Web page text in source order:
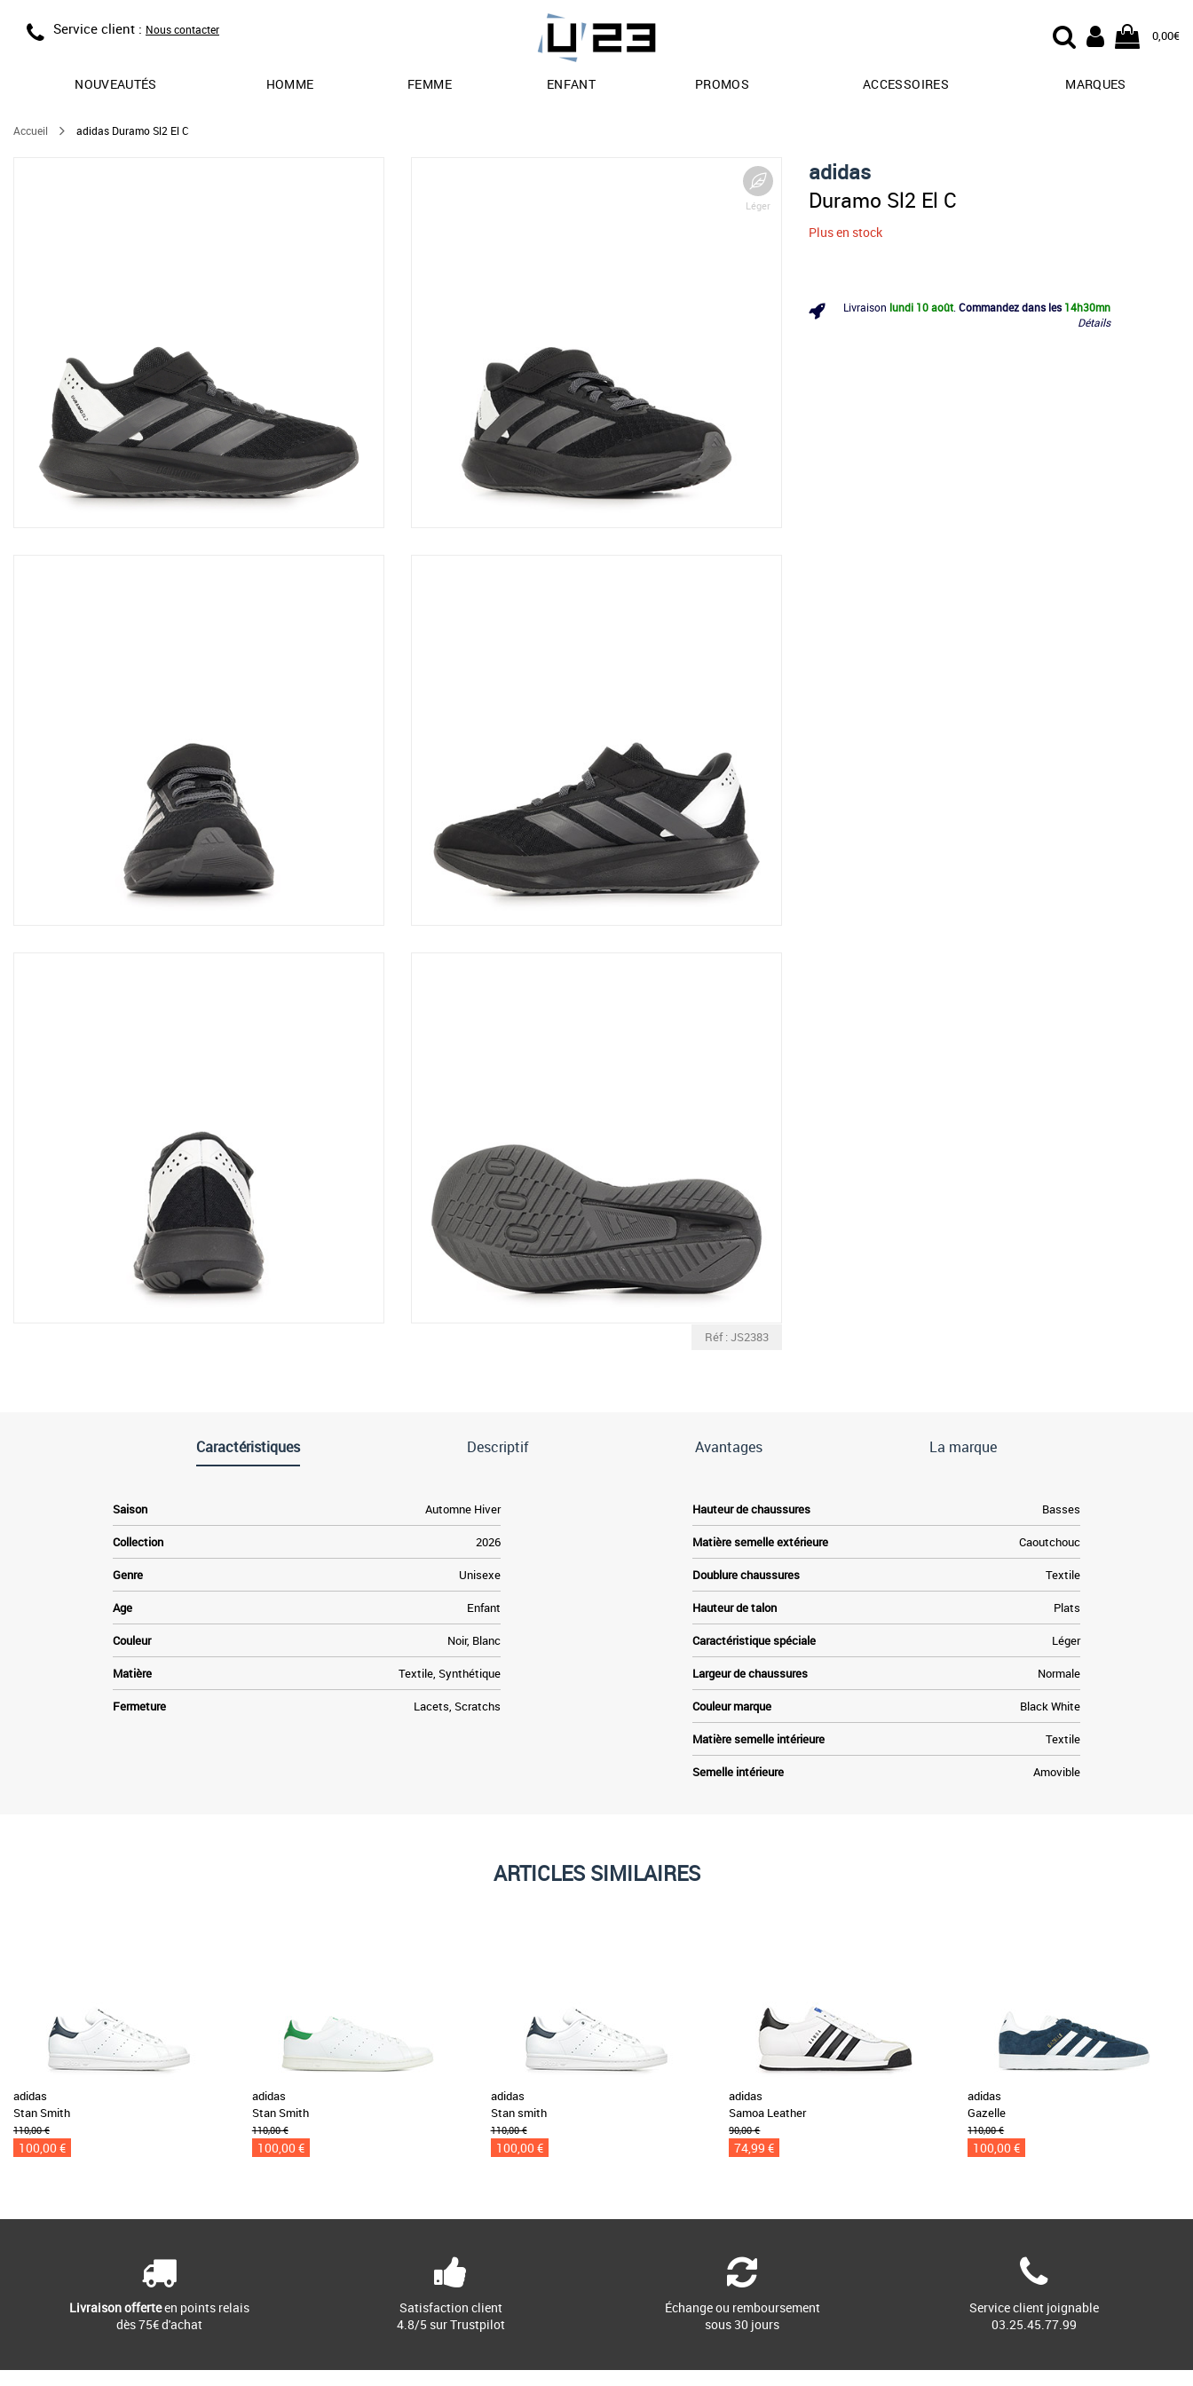
Service client : Nous contacter 0,00€
NOUVEAUTÉS HOMME FEMME ENFANT PROMOS ACCESSOIRES MARQUES
Accueil adidas Duramo Sl2 El C
Léger
Réf : JS2383
adidas
Duramo Sl2 El C
Plus en stock
Livraison lundi 10 août Commandez dans les 14h30mn
Détails
Caractéristiques Descriptif Avantages La marque
Saison Automne Hiver
Collection 2026
Genre Unisexe
Age Enfant
Couleur Noir, Blanc
Matière Textile, Synthétique
Fermeture Lacets, Scratchs
Hauteur de chaussures Basses
Matière semelle extérieure Caoutchouc
Doublure chaussures Textile
Hauteur de talon Plats
Caractéristique spéciale Léger
Largeur de chaussures Normale
Couleur marque Black White
Matière semelle intérieure Textile
Semelle intérieure Amovible
ARTICLES SIMILAIRES
adidas
Stan Smith
110,00 €
100,00 €
adidas
Stan Smith
110,00 €
100,00 €
adidas
Stan smith
110,00 €
100,00 €
adidas
Samoa Leather
90,00 €
74,99 €
adidas
Gazelle
110,00 €
100,00 €
Livraison offerteen points relais
dès 75€ d'achat
Satisfaction client
4.8/5 sur Trustpilot
Échange ou remboursement
sous 30 jours
Service client joignable
03.25.45.77.99